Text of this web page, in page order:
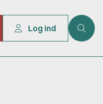
Log ind